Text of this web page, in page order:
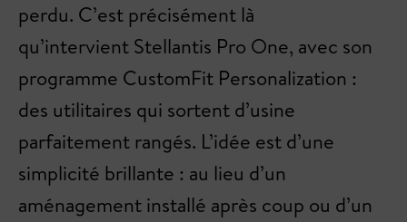
perdu. C’est précisément là
qu’intervient Stellantis Pro One, avec son
programme CustomFit Personalization :
des utilitaires qui sortent d’usine
parfaitement rangés. L’idée est d’une
simplicité brillante : au lieu d’un
aménagement installé après coup ou d’un